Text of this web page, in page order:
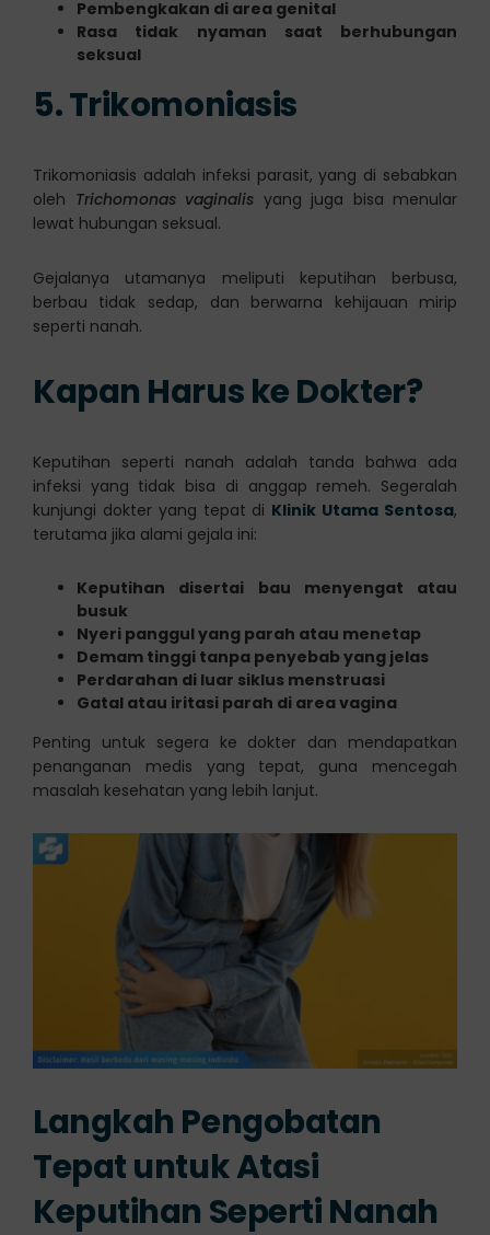
Pembengkakan di area genital
Rasa tidak nyaman saat berhubungan
seksual
5. Trikomoniasis
Trikomoniasis adalah infeksi parasit, yang di sebabkan
oleh Trichomonas vaginalis yang juga bisa menular
lewat hubungan seksual.
Gejalanya utamanya meliputi keputihan berbusa,
berbau tidak sedap, dan berwarna kehijauan mirip
seperti nanah.
Kapan Harus ke Dokter?
Keputihan seperti nanah adalah tanda bahwa ada
infeksi yang tidak bisa di anggap remeh. Segeralah
kunjungi dokter yang tepat di Klinik Utama Sentosa,
terutama jika alami gejala ini:
Keputihan disertai bau menyengat atau
busuk
Nyeri panggul yang parah atau menetap
Demam tinggi tanpa penyebab yang jelas
Perdarahan di luar siklus menstruasi
Gatal atau iritasi parah di area vagina
Penting untuk segera ke dokter dan mendapatkan
penanganan medis yang tepat, guna mencegah
masalah kesehatan yang lebih lanjut.
Langkah Pengobatan
Tepat untuk Atasi
Keputihan Seperti Nanah